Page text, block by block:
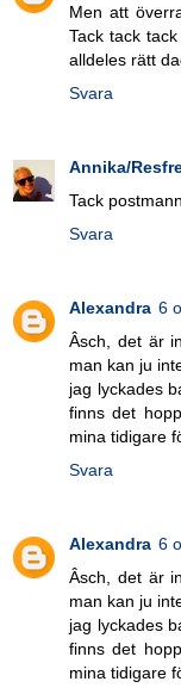
Men att
Tack tack
alldeles rätt
Svara
Annika/
Tack
Svara
Alexandra 6
Âsch, det är
man kan ju
jag lyckades
finns det
mina tidigare
Svara
Alexandra 6
Âsch, det är
man kan ju
jag lyckades
finns det
mina tidigare